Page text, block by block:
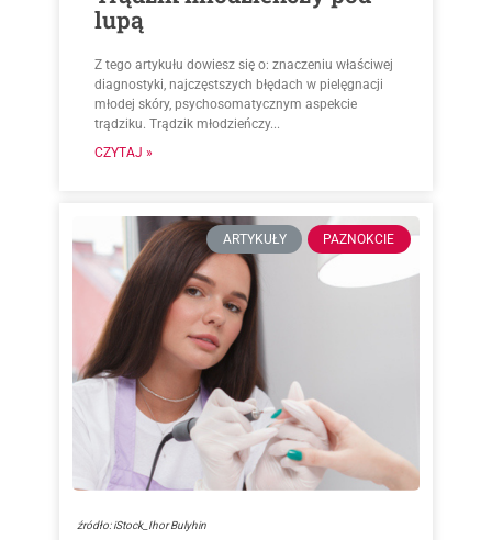
lupą
Z tego artykułu dowiesz się o: znaczeniu właściwej
diagnostyki, najczęstszych błędach w pielęgnacji
młodej skóry, psychosomatycznym aspekcie
trądziku. Trądzik młodzieńczy...
CZYTAJ »
ARTYKUŁY PAZNOKCIE
źródło: iStock_Ihor Bulyhin